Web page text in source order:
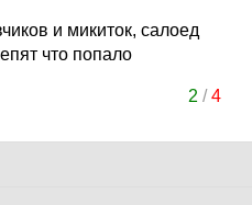
и микиток, салоед
что попало
2 /4